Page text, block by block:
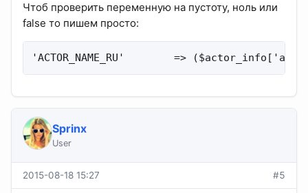
Чтоб проверить переменную на пустоту, ноль или
false то пишем просто:
'ACTOR_NAME_RU'        =>
Sprinx
User
2015-08-18 15:27 #5